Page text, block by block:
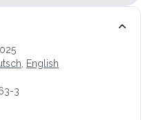
English
3